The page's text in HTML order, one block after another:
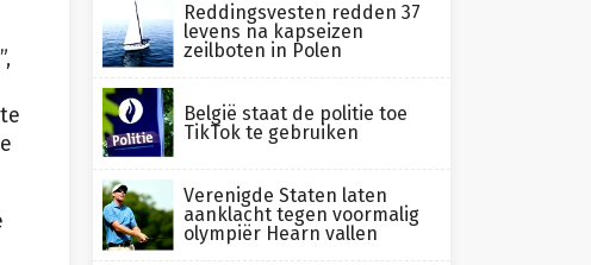
Reddingsvesten redden 37
levens na kapseizen
zeilboten in Polen
België staat de politie toe
TikTok te gebruiken
Verenigde Staten laten
aanklacht tegen voormalig
olympiër Hearn vallen